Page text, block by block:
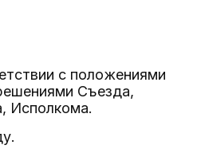
с положениями
Съезда,
Исполкома.